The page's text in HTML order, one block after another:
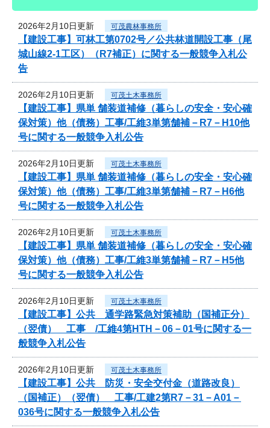
2026年2月10日更新 可茂農林事務所
【建設工事】可林工第0702号／公共林道開設工事（尾
城山線2-1工区）（R7補正）に関する一般競争入札公
告
2026年2月10日更新 可茂土木事務所
【建設工事】県単 舗装道補修（暮らしの安全・安心確
保対策）他（債務）工事/工維3単第舗補－R7－H10他
号に関する一般競争入札公告
2026年2月10日更新 可茂土木事務所
【建設工事】県単 舗装道補修（暮らしの安全・安心確
保対策）他（債務）工事/工維3単第舗補－R7－H6他
号に関する一般競争入札公告
2026年2月10日更新 可茂土木事務所
【建設工事】県単 舗装道補修（暮らしの安全・安心確
保対策）他（債務）工事/工維3単第舗補－R7－H5他
号に関する一般競争入札公告
2026年2月10日更新 可茂土木事務所
【建設工事】公共 通学路緊急対策補助（国補正分）
（翌債） 工事 /工維4第HTH－06－01号に関する一
般競争入札公告
2026年2月10日更新 可茂土木事務所
【建設工事】公共 防災・安全交付金（道路改良）
（国補正）（翌債） 工事/工建2第R7－31－A01－
036号に関する一般競争入札公告